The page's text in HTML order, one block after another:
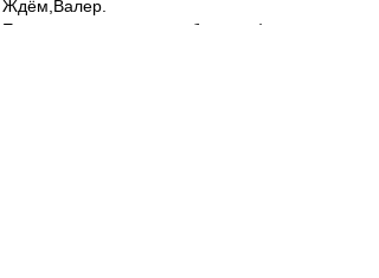
Ждём,Валер.
Если окажется столпом буду рад)